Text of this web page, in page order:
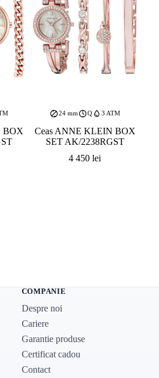
BOX
24 mm Q 3 ATM
Ceas ANNE KLEIN BOX
SET AK/2238RGST
4 450lei
COMPANIE
Despre noi
Cariere
Garantie produse
Certificat cadou
Contact